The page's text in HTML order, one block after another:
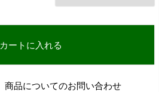
カートに入れる
商品についてのお問い合わせ